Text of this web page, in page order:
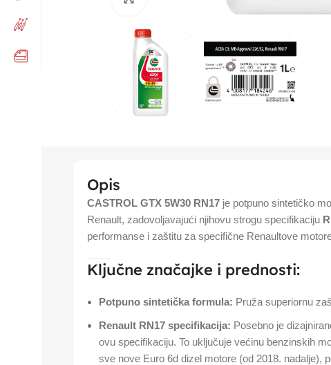
Opis
CASTROL GTX 5W30 RN17 je potpuno sintetičko
Renault, zadovoljavajući njihovu strogu specifikaciju
performanse i zaštitu za specifične Renaultove
Ključne značajke i prednosti:
Potpuno sintetička formula: Pruža superiornu
Renault RN17 specifikacija: Posebno je
ovu specifikaciju. To uključuje većinu benzinskih
sve nove Euro 6d dizel motore (od 2018. nadalje),